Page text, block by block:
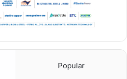
Popular